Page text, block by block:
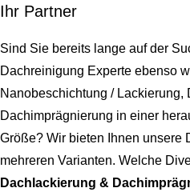
Ihr Partner
Sind Sie bereits lange auf der
Dachreinigung Experte ebenso
Nanobeschichtung / Lackierung,
Dachimprägnierung in einer
Größe? Wir bieten Ihnen unsere
mehreren Varianten. Welche
Dachlackierung &